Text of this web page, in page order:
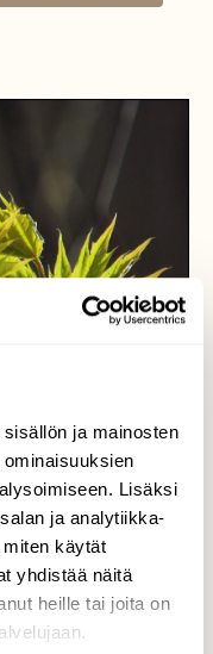
ja mainosten
Lisäksi
ja analytiikka-
käytät
yhdistää näitä
heille tai joita on